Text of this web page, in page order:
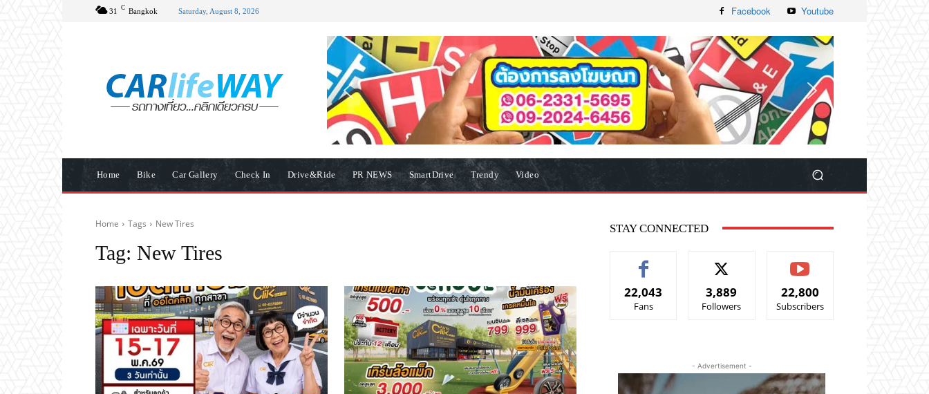
31 C Bangkok Saturday, August 8, 2026 Facebook Youtube
Home Bike Car Gallery Check In Drive&Ride PR NEWS SmartDrive Trendy Video
Home Tags New Tires
Tag: New Tires
STAY CONNECTED
22,043
Fans
3,889
Followers
22,800
Subscribers
- Advertisement -